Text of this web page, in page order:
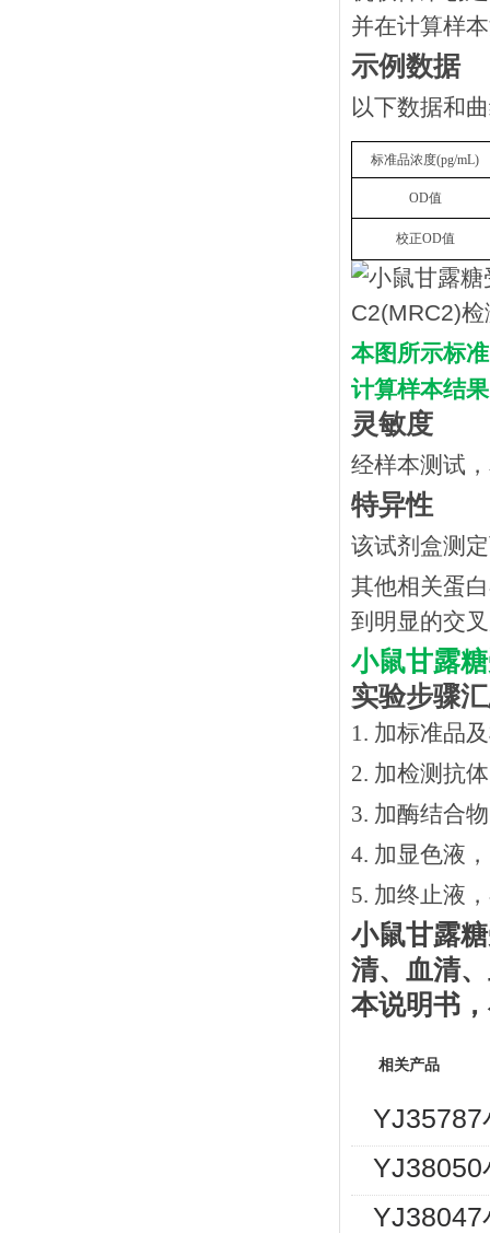
并在计算样
示例数据
以下数据和
标准品浓度(pg/mL)
OD值
校正OD值
本图所示标
计算样本结果
灵敏度
经样本测试
特异性
该试剂盒测
其他相关蛋
到明显的交
小鼠甘露
实验步骤
1. 加标准品
2. 加检测抗
3. 加酶结合
4. 加显色液
5. 加终止液
小鼠甘露
清、血清
本说明书 ，
相关产品
YJ35787
YJ38050
YJ38047